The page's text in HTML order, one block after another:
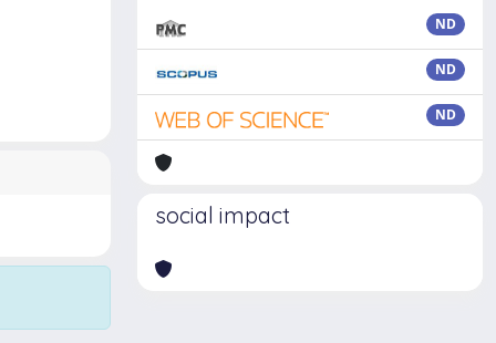
ND
ND
ND
social impact